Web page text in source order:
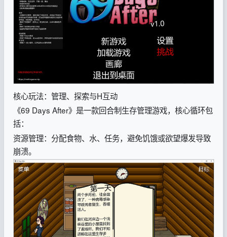
核心玩法：管理、探索与H互动
《69 Days After》是一款回合制生存管理游戏，核心循环包
括：
资源管理：分配食物、水、任务，避免饥饿或欲望爆发导致
崩溃。